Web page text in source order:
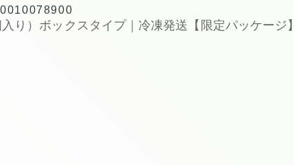
り）ボックスタイプ｜冷凍発送【限定パッケージ】